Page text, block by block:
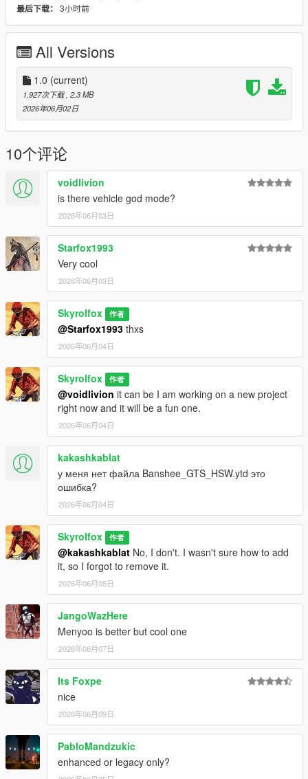
Controller:
- Open/Close Menu: Hold LT and press X Square
- Select: A cross
- Back: B Circle
FEATURES:
- God Mode & Never Wanted
- Super Jump & Fast Run
- Custom Vehicle Spawner with Previews
- Interior Teleports (Michael's House, FIB, Casino, etc.)
- Weapon Arsenal with full attachments
最后下载： 3小时前
All Versions
1.0 (current)
1,927次下载 , 2.3 MB
2026年06月02日
10个评论
voidlivion
is there vehicle god mode?
2026年06月03日
Starfox1993
Very cool
2026年06月03日
Skyrolfox 作者
@Starfox1993 thxs
2026年06月04日
Skyrolfox 作者
@voidlivion it can be I am working on a new project
right now and it will be a fun one.
2026年06月04日
kakashkablat
у меня нет файла Banshee_GTS_HSW.ytd это
ошибка?
2026年06月04日
Skyrolfox 作者
@kakashkablat No, I don't. I wasn't sure how to add
it, so I forgot to remove it.
2026年06月05日
JangoWazHere
Menyoo is better but cool one
2026年06月07日
Its Foxpe
nice
2026年06月09日
PabloMandzukic
enhanced or legacy only?